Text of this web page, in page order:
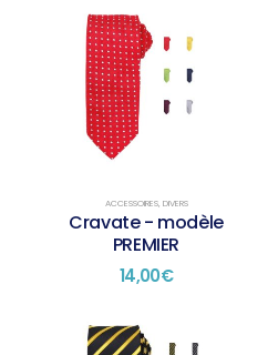
ACCESSOIRES, DIVERS
Cravate - modèle
PREMIER
14,00€